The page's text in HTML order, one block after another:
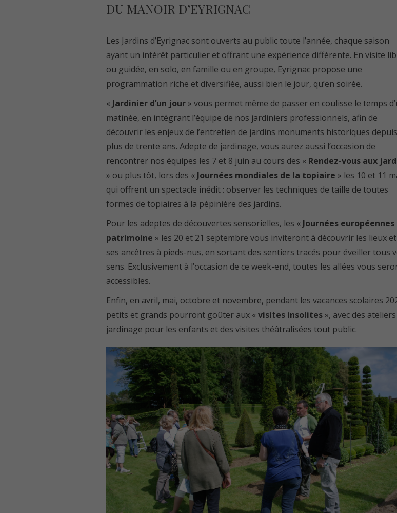
DU MANOIR D’EYRIGNAC
Les Jardins d’Eyrignac sont ouverts au public toute l’année, chaque saison
ayant un intérêt particulier et offrant une expérience différente. En visite
ou guidée, en solo, en famille ou en groupe, Eyrignac propose une
programmation riche et diversifiée, aussi bien le jour, qu’en soirée.
« Jardinier d’un jour» vous permet même de passer en coulisse le temps
matinée, en intégrant l’équipe de nos jardiniers professionnels, afin de
découvrir les enjeux de l’entretien de jardins monuments historiques depuis
plus de trente ans. Adepte de jardinage, vous aurez aussi l’occasion de
rencontrer nos équipes les 7 et 8 juin au cours des «Rendez-vous aux
» ou plus tôt, lors des « Journées mondiales de la topiaire » les 10 et 11
qui offrent un spectacle inédit : observer les techniques de taille de toutes
formes de topiaires à la pépinière des jardins.
Pour les adeptes de découvertes sensorielles, les « Journées européennes
patrimoine » les 20 et 21 septembre vous inviteront à découvrir les lieux et
ses ancêtres à pieds-nus, en sortant des sentiers tracés pour éveiller tous
sens. Exclusivement à l’occasion de ce week-end, toutes les allées vous
accessibles.
Enfin, en avril, mai, octobre et novembre, pendant les vacances scolaires
petits et grands pourront goûter aux «visites insolites», avec des ateliers
jardinage pour les enfants et des visites théâtralisées tout public.